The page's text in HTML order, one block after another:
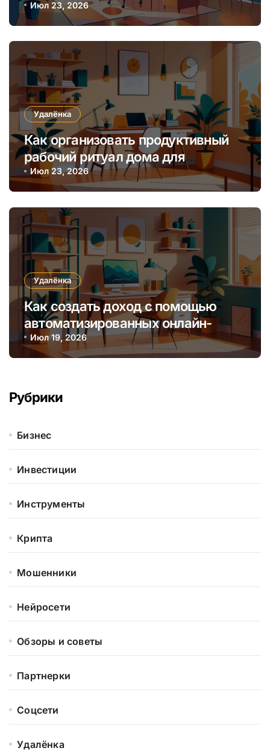
онлайн-заработков
Июл 23, 2026
Удалёнка
Как организовать продуктивный
рабочий ритуал дома для
повышения онлайн-заработка
Июл 23, 2026
Удалёнка
Как создать доход с помощью
автоматизированных онлайн-
курсов без постоянного участия
Июл 19, 2026
Рубрики
Бизнес
Инвестиции
Инструменты
Крипта
Мошенники
Нейросети
Обзоры и советы
Партнерки
Соцсети
Удалёнка